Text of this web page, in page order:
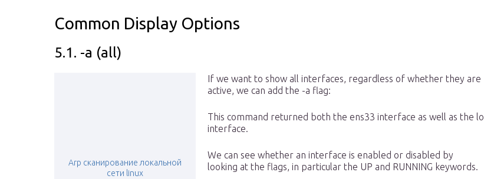
Common Display Options
5.1. -a (all)
Arp сканирование локальной
сети linux
If we want to show all interfaces, regardless of whether they are
active, we can add the -a flag:
This command returned both the ens33 interface as well as the lo
interface.
We can see whether an interface is enabled or disabled by
looking at the flags, in particular the UP and RUNNING keywords.